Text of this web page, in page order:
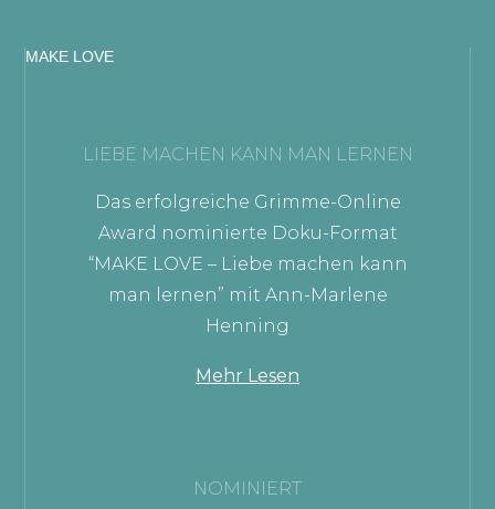
MAKE LOVE
LIEBE MACHEN KANN MAN LERNEN
Das erfolgreiche Grimme-Online
Award nominierte Doku-Format
“MAKE LOVE – Liebe machen kann
man lernen” mit Ann-Marlene
Henning
Mehr Lesen
NOMINIERT